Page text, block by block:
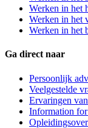
Werken in het
Werken in het
Werken in het
Ga direct naar
Persoonlijk
Veelgestelde
Ervaringen
Information